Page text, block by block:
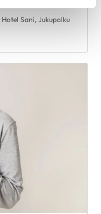
Sani, Jukupolku